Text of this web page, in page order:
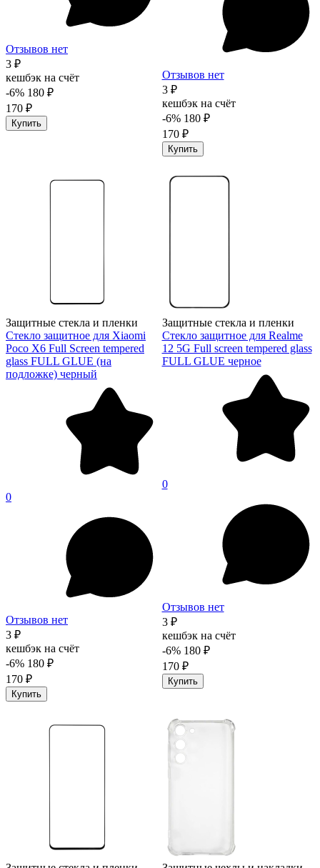
Отзывов нет
3 ₽
кешбэк на счёт
-6% 180 ₽
170 ₽
Купить
Отзывов нет
3 ₽
кешбэк на счёт
-6% 180 ₽
170 ₽
Купить
Защитные стекла и пленки
Стекло защитное для Xiaomi
Poco X6 Full Screen tempered
glass FULL GLUE (на
подложке) черный
0
Отзывов нет
3 ₽
кешбэк на счёт
-6% 180 ₽
170 ₽
Купить
Защитные стекла и пленки
Стекло защитное для Realme
12 5G Full screen tempered glass
FULL GLUE черное
0
Отзывов нет
3 ₽
кешбэк на счёт
-6% 180 ₽
170 ₽
Купить